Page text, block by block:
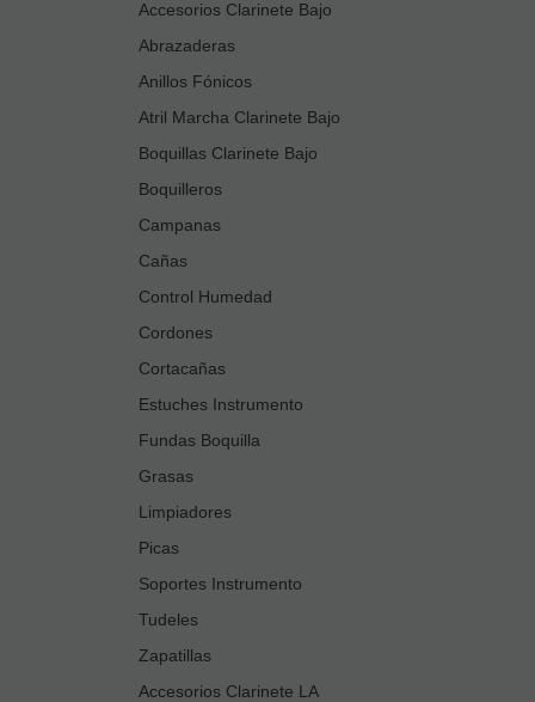
Accesorios Clarinete Bajo
Abrazaderas
Anillos Fónicos
Atril Marcha Clarinete Bajo
Boquillas Clarinete Bajo
Boquilleros
Campanas
Cañas
Control Humedad
Cordones
Cortacañas
Estuches Instrumento
Fundas Boquilla
Grasas
Limpiadores
Picas
Soportes Instrumento
Tudeles
Zapatillas
Accesorios Clarinete LA